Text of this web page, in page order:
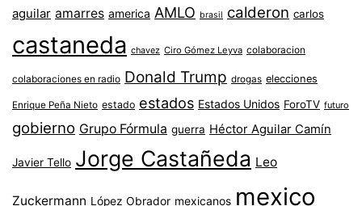
aguilar amarres america AMLO brasil calderon carlos
castaneda chavez Ciro Gómez Leyva colaboracion
colaboraciones en radio Donald Trump drogas elecciones
Enrique Peña Nieto estado estados Estados Unidos ForoTV futuro
gobierno Grupo Fórmula guerra Héctor Aguilar Camín
Javier Tello Jorge Castañeda Leo
Zuckermann López Obrador mexicanos mexico